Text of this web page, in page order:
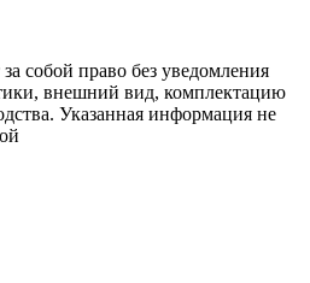
собой право без уведомления
внешний вид, комплектацию
Указанная информация не